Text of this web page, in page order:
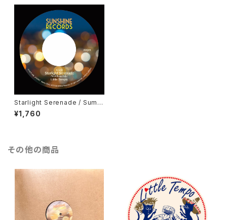
Starlight Serenade / Summ
er Saudade（7inchシングル /
SUNLP-006）
¥1,760
その他の商品